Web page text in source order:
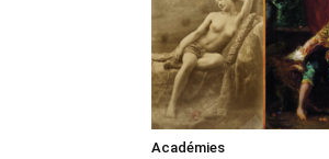
Académies